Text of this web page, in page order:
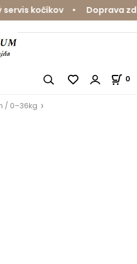
kočíkov • Doprava
0
/ 0–36kg